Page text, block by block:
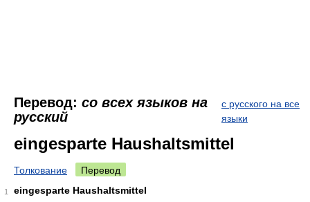
Перевод: со всех языков на
русский
с русского на все
языки
eingesparte Haushaltsmittel
Толкование Перевод
1
eingesparte Haushaltsmittel